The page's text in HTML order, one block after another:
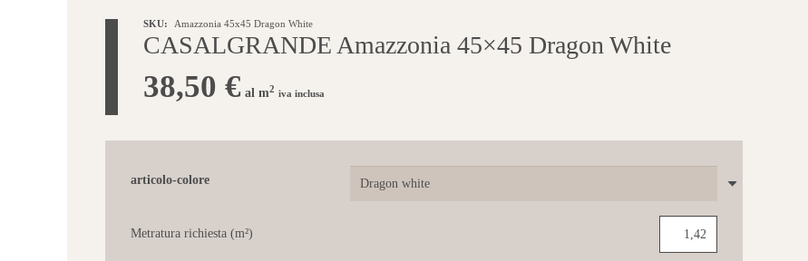
SKU: Amazzonia 45x45 Dragon White
CASALGRANDE Amazzonia 45×45 Dragon White
38,50 € al m2 iva inclusa
articolo-colore
Metratura richiesta (m²)